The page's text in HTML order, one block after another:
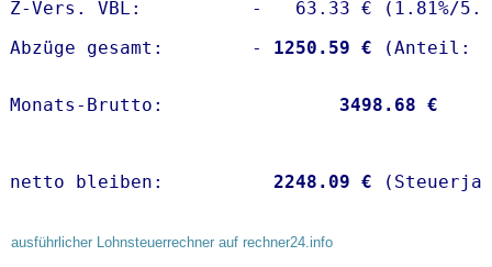
Z-Vers. VBL:          -   63.33 € ( 1.81%/
Abzüge gesamt:        -
1250.59 €
Monats-Brutto: 3498.68 €
netto bleiben: 2248.09 €
ausführlicher Lohnsteuerrechner auf rechner24.info